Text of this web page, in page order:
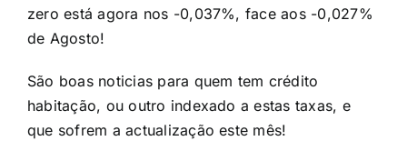
zero está agora nos -0,037%, face aos -0,027%
de Agosto!​
São boas noticias para quem tem crédito
habitação, ou outro indexado a estas taxas, e
que sofrem a actualização este mês!​